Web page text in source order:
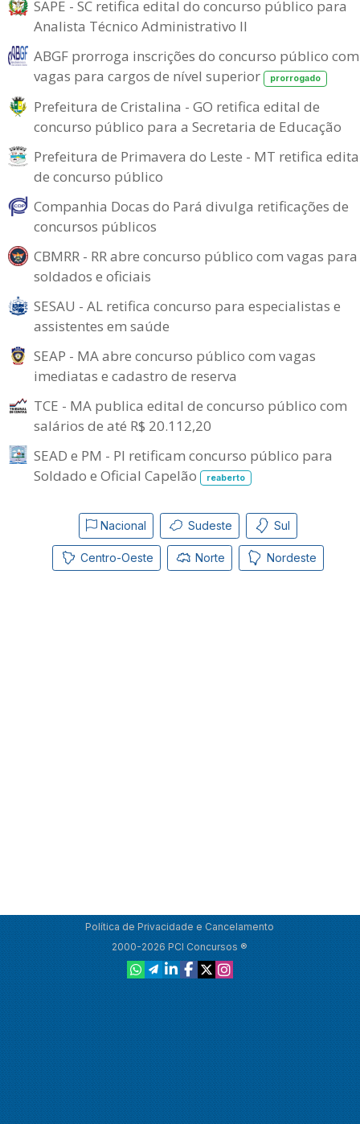
SAPE - SC retifica edital do concurso público para
Analista Técnico Administrativo II
ABGF prorroga inscrições do concurso público com
vagas para cargos de nível superior
prorrogado
Prefeitura de Cristalina - GO retifica edital de
concurso público para a Secretaria de Educação
Prefeitura de Primavera do Leste - MT retifica
de concurso público
Companhia Docas do Pará divulga retificações de
concursos públicos
CBMRR - RR abre concurso público com vagas para
soldados e oficiais
SESAU - AL retifica concurso para especialistas e
assistentes em saúde
SEAP - MA abre concurso público com vagas
imediatas e cadastro de reserva
TCE - MA publica edital de concurso público com
salários de até R$ 20.112,20
SEAD e PM - PI retificam concurso público para
Soldado e Oficial Capelão
reaberto
Nacional Sudeste Sul
Centro-Oeste Norte Nordeste
Política de Privacidade e Cancelamento
2000-2026 PCI Concursos ®